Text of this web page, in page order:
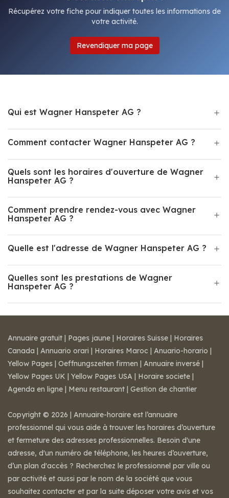
Récupérez votre fiche pour indiquer toutes les informations de
votre activité.
Revendiquer ma page
Qui est Wagner Hanspeter AG ?
Comment contacter Wagner Hanspeter AG ?
Quels sont les horaires d'ouverture de Wagner
Hanspeter AG ?
Comment prendre rendez-vous avec Wagner
Hanspeter AG ?
Quelle est l'adresse de Wagner Hanspeter AG ?
Quelles sont les prestations de Wagner
Hanspeter AG ?
Annuaire gratuit | Pages jaune | Horaires Suisse | Horaires
Canada | Annuario orari | Horaires Maroc | Anuario-horario |
Yellow Pages | Oeffnungszeiten firmen | Annuaire inversé |
Yellow Pages UK | Yellow Pages USA | Horaire societe |
Agenda en ligne | Menu restaurant | Gestion de chantier
Copyright © 2026 | Annuaire-horaire est l’annuaire
professionnel qui vous aide à trouver les horaires d’ouverture
et fermeture des adresses professionnelles. Besoin d'une
adresse, d'un numéro de téléphone, les heures d’ouverture,
d’un plan d'accès ? Recherchez le professionnel par ville ou
par activité et aussi par le nom de la société que vous
souhaitez contacter et par la suite déposer votre avis et vos